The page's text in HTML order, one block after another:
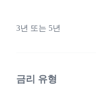
3년 또는 5년
금리 유형